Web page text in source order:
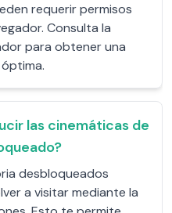
requerir permisos
Consulta la
para obtener una
las cinemáticas de
desbloqueados
a visitar mediante la